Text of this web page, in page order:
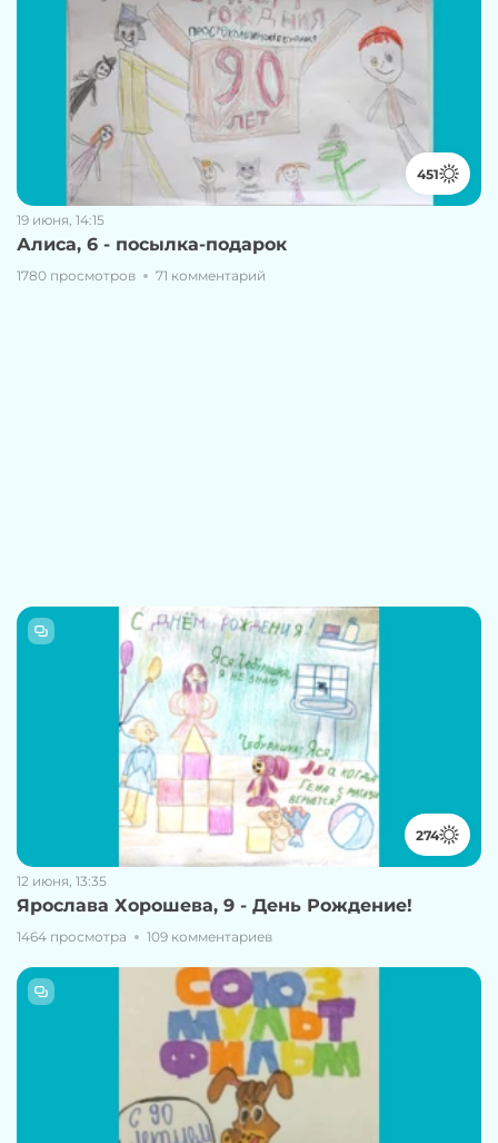
451
19 июня, 14:15
Алиса, 6 - посылка-подарок
1780 просмотров 71 комментарий
274
12 июня, 13:35
Ярослава Хорошева, 9 - День Рождение!
1464 просмотра 109 комментариев